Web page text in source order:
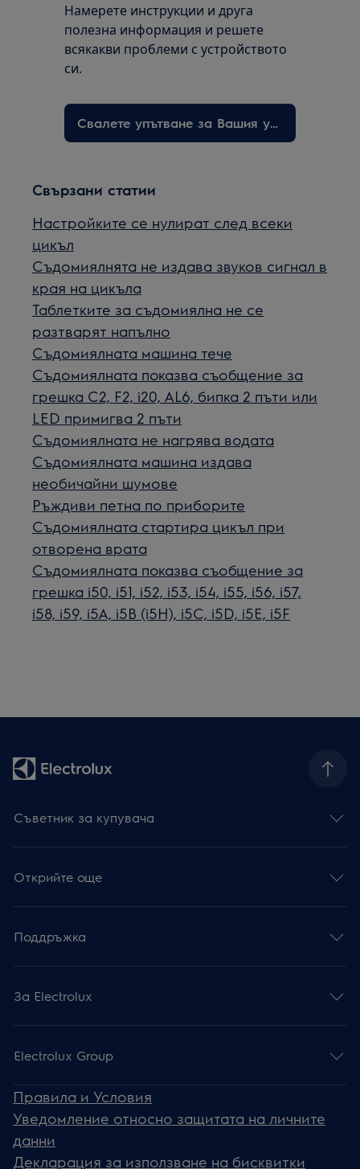
Намерете инструкции и друга
полезна информация и решете
всякакви проблеми с устройството
си.
Свалете упътване за Вашия уред
Свързани статии
Настройките се нулират след всеки
цикъл
Съдомиялнята не издава звуков сигнал в
края на цикъла
Таблетките за съдомиялна не се
разтварят напълно
Съдомиялната машина тече
Съдомиялнaта показва съобщение за
грешка C2, F2, i20, AL6, бипка 2 пъти или
LED примигва 2 пъти
Съдомиялната не нагрява водата
Съдомиялната машина издава
необичайни шумове
Ръждиви петна по приборите
Съдомиялната стартира цикъл при
отворена врата
Съдомиялната показва съобщение за
грешка i50, i51, i52, i53, i54, i55, i56, i57,
i58, i59, i5A, i5B (i5H), i5C, i5D, i5E, i5F
Съветник за купувача
Открийте още
Поддръжка
За Electrolux
Electrolux Group
Правила и Условия
Уведомление относно защитата на личните
данни
Декларация за използване на бисквитки